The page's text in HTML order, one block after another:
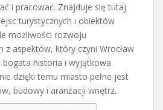
i pracować. Znajduje się tutaj
turystycznych i obiektów
możliwości rozwoju
z aspektów, który czyni Wrocław
historia i wyjątkowa
dzięki temu miasto pełne jest
budowy i aranżacji wnętrz.